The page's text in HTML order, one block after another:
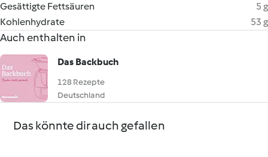
Gesättigte Fettsäuren
5 g
Kohlenhydrate
53 g
Auch enthalten in
Das Backbuch
128 Rezepte
Deutschland
Das könnte dir auch gefallen